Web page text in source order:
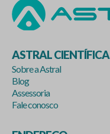
ASTRAL CIENTÍFICA
Sobre a Astral
Blog
Assessoria
Fale conosco